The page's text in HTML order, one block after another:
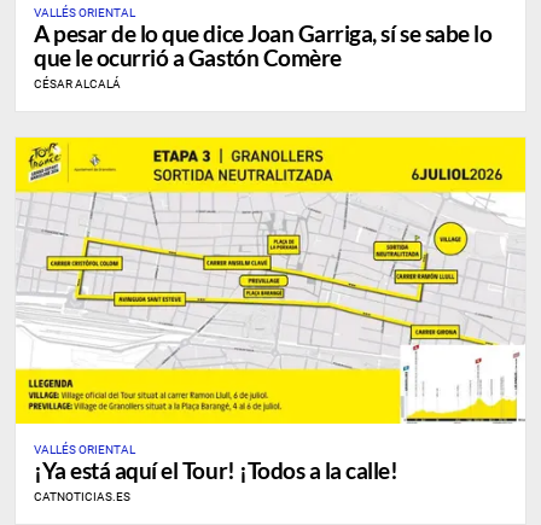
VALLÉS ORIENTAL
A pesar de lo que dice Joan Garriga, sí se sabe lo
que le ocurrió a Gastón Comère
CÉSAR ALCALÁ
VALLÉS ORIENTAL
¡Ya está aquí el Tour! ¡Todos a la calle!
CATNOTICIAS.ES